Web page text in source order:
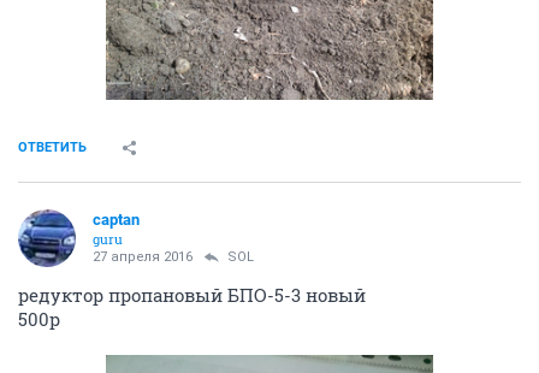
ОТВЕТИТЬ
captan
guru
27 апреля 2016 SOL
редуктор пропановый БПО-5-3 новый
500р